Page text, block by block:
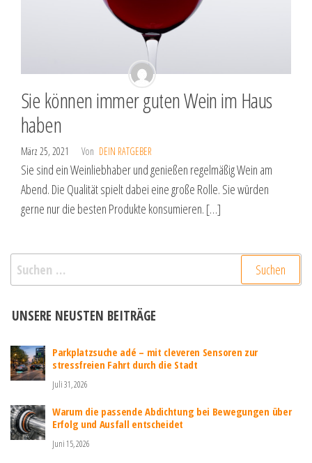
Sie können immer guten Wein im Haus
haben
März 25, 2021 Von DEIN RATGEBER
Sie sind ein Weinliebhaber und genießen regelmäßig Wein am
Abend. Die Qualität spielt dabei eine große Rolle. Sie würden
gerne nur die besten Produkte konsumieren. […]
Suchen
nach:
UNSERE NEUSTEN BEITRÄGE
Parkplatzsuche adé – mit cleveren Sensoren zur
stressfreien Fahrt durch die Stadt
Juli 31, 2026
Warum die passende Abdichtung bei Bewegungen über
Erfolg und Ausfall entscheidet
Juni 15, 2026